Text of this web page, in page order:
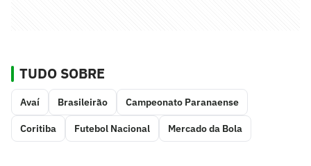
TUDO SOBRE
Avaí Brasileirão Campeonato Paranaense
Coritiba Futebol Nacional Mercado da Bola